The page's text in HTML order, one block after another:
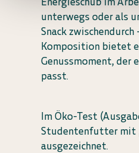
unterwegs oder als
Snack zwischendurch
Komposition bietet
Genussmoment, der
passt.
Im Öko-Test
Studentenfutter mit
ausgezeichnet.